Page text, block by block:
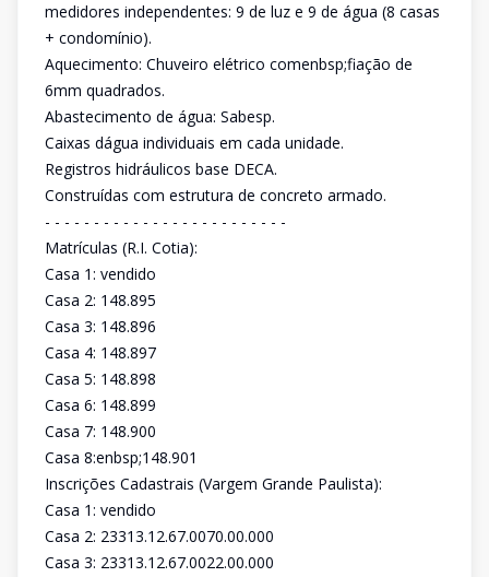
medidores independentes: 9 de luz e 9 de água (8 casas
+ condomínio).
Aquecimento: Chuveiro elétrico comenbsp;fiação de
6mm quadrados.
Abastecimento de água: Sabesp.
Caixas dágua individuais em cada unidade.
Registros hidráulicos base DECA.
Construídas com estrutura de concreto armado.
- - - - - - - - - - - - - - - - - - - - - - - - -
Matrículas (R.I. Cotia):
Casa 1: vendido
Casa 2: 148.895
Casa 3: 148.896
Casa 4: 148.897
Casa 5: 148.898
Casa 6: 148.899
Casa 7: 148.900
Casa 8:enbsp;148.901
Inscrições Cadastrais (Vargem Grande Paulista):
Casa 1: vendido
Casa 2: 23313.12.67.0070.00.000
Casa 3: 23313.12.67.0022.00.000